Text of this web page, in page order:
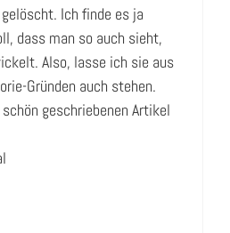
Ich finde es ja
dass man so auch sieht,
Also, lasse ich sie aus
Gründen auch stehen.
geschriebenen Artikel